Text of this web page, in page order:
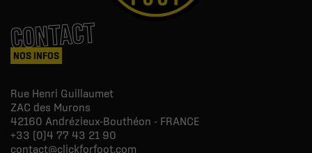
CONTACT
NOS INFOS
Rue Henri Guillaumet
ZAC des Murons
42160 Andrézieux-Bouthéon - FRANCE
+33 (0)4 77 43 21 90
contact@clickforfoot.com